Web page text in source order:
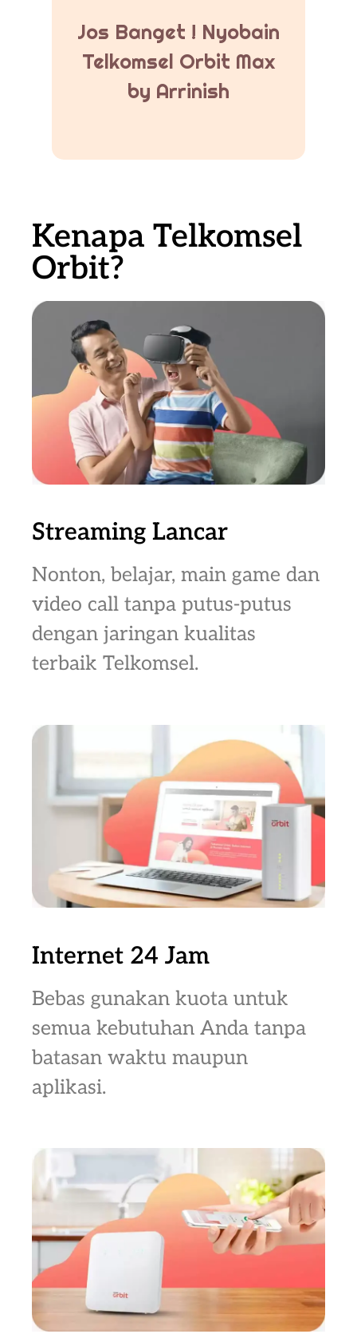
Jos Banget ! Nyobain
Telkomsel Orbit Max
by Arrinish
Kenapa Telkomsel
Orbit?
Streaming Lancar
Nonton, belajar, main game dan
video call tanpa putus-putus
dengan jaringan kualitas
terbaik Telkomsel.
Internet 24 Jam
Bebas gunakan kuota untuk
semua kebutuhan Anda tanpa
batasan waktu maupun
aplikasi.